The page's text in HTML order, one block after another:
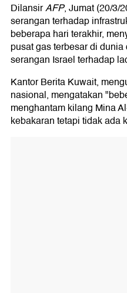
DilansirAFP, Jumat (20/3/
serangan terhadap
beberapa hari terakhir,
pusat gas terbesar di
serangan Israel terhadap
Kantor Berita Kuwait,
nasional, mengatakan
menghantam kilang Mina
kebakaran tetapi tidak ada